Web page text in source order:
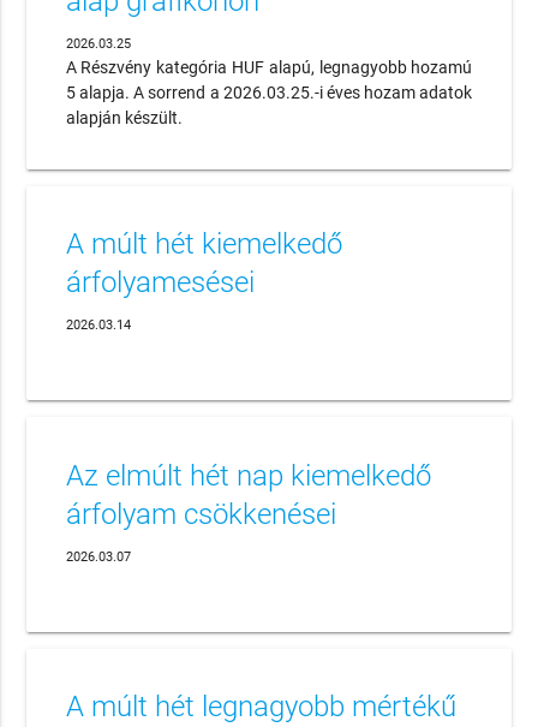
2026.03.25
A Részvény kategória HUF alapú, legnagyobb hozamú
5 alapja. A sorrend a 2026.03.25.-i éves hozam adatok
alapján készült.
A múlt hét kiemelkedő
árfolyamesései
2026.03.14
Az elmúlt hét nap kiemelkedő
árfolyam csökkenései
2026.03.07
A múlt hét legnagyobb mértékű